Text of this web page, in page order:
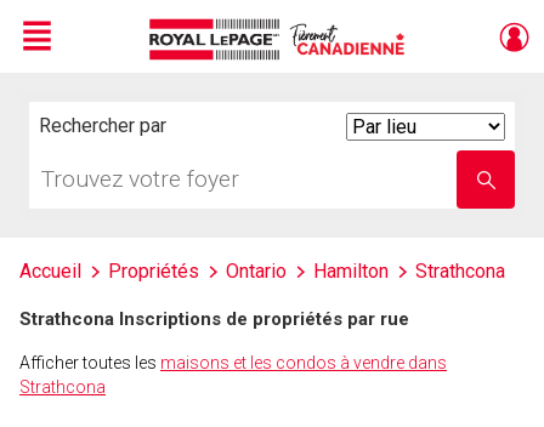
Menu
Rechercher par
votre
nom
Accueil Propriétés Ontario Hamilton Strathcona
Strathcona Inscriptions de propriétés par rue
Afficher toutes les maisons et les condos à vendre dans
Strathcona